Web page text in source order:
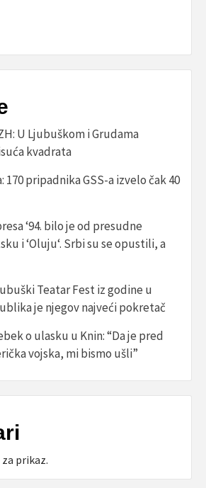
U Ljubuškom i Grudama
kvadrata
pripadnika GSS-a izvelo čak 40
‘94. bilo je od presudne
i ‘Oluju‘. Srbi su se opustili, a
Teatar Fest iz godine u
je njegov najveći pokretač
o ulasku u Knin: “Da je pred
vojska, mi bismo ušli”
prikaz.